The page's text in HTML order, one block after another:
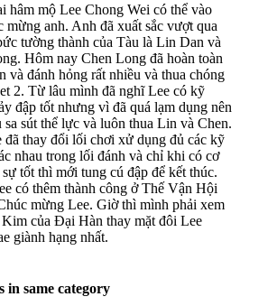
hâm mộ Lee Chong Wei có thể vào
mừng anh. Anh đã xuất sắc vượt qua
tường thành của Tàu là Lin Dan và
Hôm nay Chen Long đã hoàn toàn
và đánh hỏng rất nhiều và thua chóng
2. Từ lâu mình đã nghĩ Lee có kỹ
đập tốt nhưng vì đã quá lạm dụng nên
sa sút thể lực và luôn thua Lin và Chen.
đã thay đổi lối chơi xử dụng đủ các kỹ
nhau trong lối đánh và chỉ khi có cơ
tốt thì mới tung cú đập để kết thúc.
có thêm thành công ở Thế Vận Hội
mừng Lee. Giờ thì mình phải xem
của Đại Hàn thay mặt đôi Lee
giành hạng nhất.
in same category